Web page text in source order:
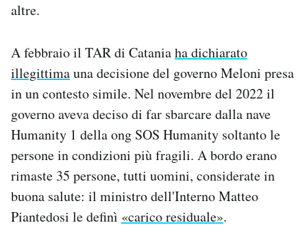
altre.
A febbraio il TAR di Cataniaha dichiarato
illegittimauna decisione del governo Meloni presa
in un contesto simile. Nel novembre del 2022 il
governo aveva deciso di far sbarcare dalla nave
Humanity 1 della ong SOS Humanity soltanto le
persone in condizioni più fragili. A bordo erano
rimaste 35 persone, tutti uomini, considerate in
buona salute: il ministro dell'Interno Matteo
Piantedosi le definì «carico residuale».